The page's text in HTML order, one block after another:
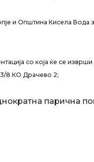
и Oпштина Кисела Вода
со која ќе се изврши
8 КО Драчево 2;
парична